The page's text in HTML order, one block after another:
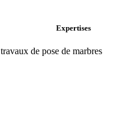
Expertises
de pose de marbres